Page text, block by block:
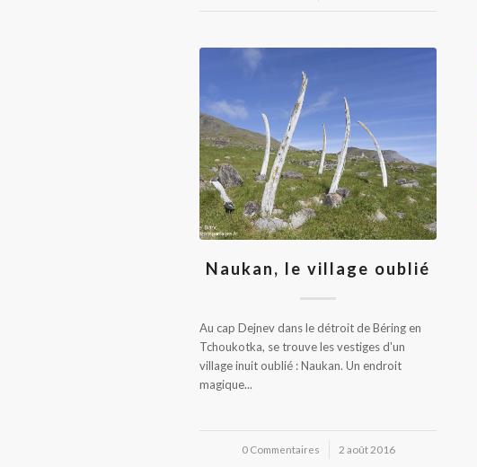
Naukan, le village oublié
Au cap Dejnev dans le détroit de Béring en
Tchoukotka, se trouve les vestiges d'un
village inuit oublié : Naukan. Un endroit
magique...
0 Commentaires
/ 2 août 2016